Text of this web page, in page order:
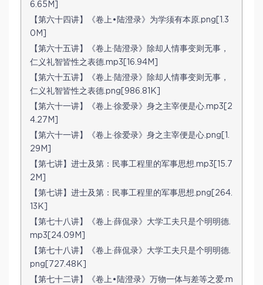
6.65M]
【第六十四讲】《卷上•陆澄录》为学须有本原.png[1.3
0M]
【第六十五讲】《卷上·陆澄录》除却人情事变则无事，
仁义礼智皆性之表德.mp3[16.94M]
【第六十五讲】《卷上·陆澄录》除却人情事变则无事，
仁义礼智皆性之表德.png[986.81K]
【第六十一讲】《卷上·徐爱录》身之主宰便是心.mp3[2
4.27M]
【第六十一讲】《卷上·徐爱录》身之主宰便是心.png[1.
29M]
【第七讲】进士及第：民事工程里的军事思想.mp3[15.7
2M]
【第七讲】进士及第：民事工程里的军事思想.png[264.
13K]
【第七十八讲】《卷上·薛侃录》大学工夫只是个明明德.
mp3[24.09M]
【第七十八讲】《卷上·薛侃录》大学工夫只是个明明德.
png[727.48K]
【第七十二讲】《卷上•陆澄录》万物一体与差等之爱.m